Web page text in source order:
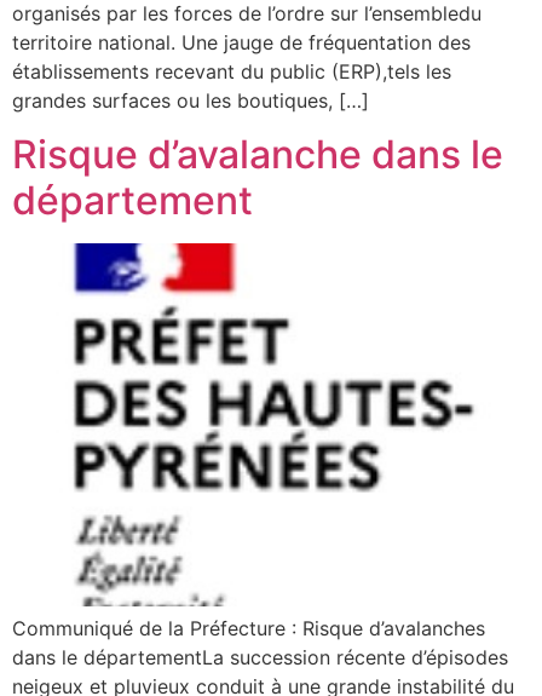
organisés par les forces de l’ordre sur l’ensembledu
territoire national. Une jauge de fréquentation des
établissements recevant du public (ERP),tels les
grandes surfaces ou les boutiques, […]
Risque d’avalanche dans le
département
Communiqué de la Préfecture : Risque d’avalanches
dans le départementLa succession récente d’épisodes
neigeux et pluvieux conduit à une grande instabilité du